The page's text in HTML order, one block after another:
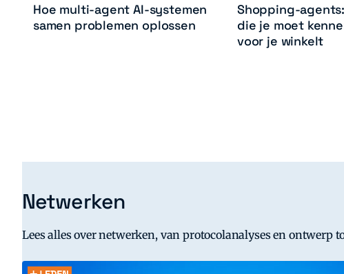
Hoe multi-agent AI-systemen
samen problemen oplossen
Shopping-
die je moet
voor je winkelt
Netwerken
Lees alles over netwerken, van protocolanalyses en ontwerp